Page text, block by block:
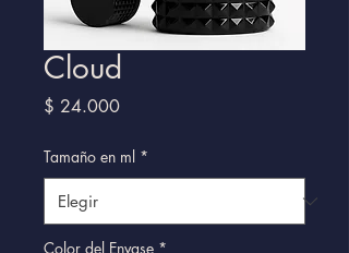
Cloud
$ 24.000Precio
Tamaño en ml *
Color del Envase *